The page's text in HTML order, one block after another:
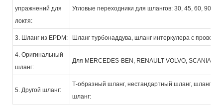
упражнений для
локтя:
Угловые переходники для шлангов: 30, 45, 60, 90,
3. Шланг из EPDM: Шланг турбонаддува, шланг интеркулера с
4. Оригинальный
шланг:
Для MERCEDES-BEN, RENAULT VOLVO, SCANIA,
5. Другой шланг:
Т-образный шланг, нестандартный шланг, шланг
шланг: